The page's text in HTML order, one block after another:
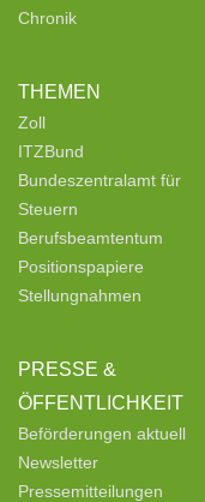
Chronik
THEMEN
Zoll
ITZBund
Bundeszentralamt für
Steuern
Berufsbeamtentum
Positionspapiere
Stellungnahmen
PRESSE &
ÖFFENTLICHKEIT
Beförderungen aktuell
Newsletter
Pressemitteilungen